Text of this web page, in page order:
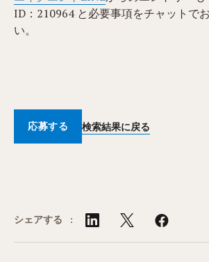
ID：210964​ と必要事項をチャットで
い。
応募する 検索結果に戻る
シェアする :